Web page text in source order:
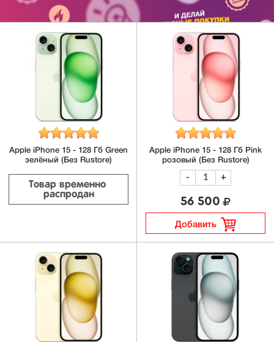
Apple iPhone 15 - 128 Гб Green
зелёный (Без Rustore)
Товар временно
распродан
Apple iPhone 15 - 128 Гб Pink
розовый (Без Rustore)
- +
56 500
Добавить